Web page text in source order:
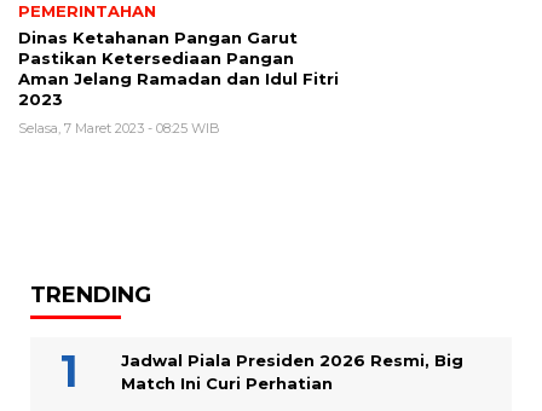
PEMERINTAHAN
Dinas Ketahanan Pangan Garut
Pastikan Ketersediaan Pangan
Aman Jelang Ramadan dan Idul Fitri
2023
Selasa, 7 Maret 2023 - 08:25 WIB
TRENDING
Jadwal Piala Presiden 2026 Resmi, Big
Match Ini Curi Perhatian